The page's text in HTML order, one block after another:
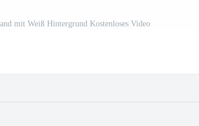
mit Weiß Hintergrund Kostenloses Video